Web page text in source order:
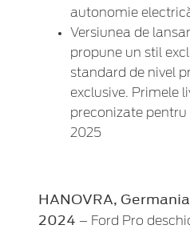
autonomie
Versiunea de
propune un stil
standard de nivel
exclusive. Primele
preconizate
2025
HANOVRA,
2024 – Ford Pro